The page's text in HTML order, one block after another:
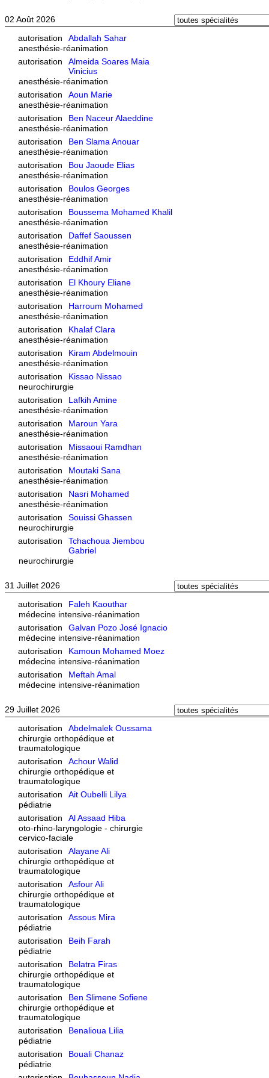
02 Août 2026
autorisation
Abdallah Sahar
anesthésie-réanimation
autorisation
Almeida Soares Maia
Vinicius
anesthésie-réanimation
autorisation
Aoun Marie
anesthésie-réanimation
autorisation
Ben Naceur Alaeddine
anesthésie-réanimation
autorisation
Ben Slama Anouar
anesthésie-réanimation
autorisation
Bou Jaoude Elias
anesthésie-réanimation
autorisation
Boulos Georges
anesthésie-réanimation
autorisation
Boussema Mohamed Khalil
anesthésie-réanimation
autorisation
Daffef Saoussen
anesthésie-réanimation
autorisation
Eddhif Amir
anesthésie-réanimation
autorisation
El Khoury Eliane
anesthésie-réanimation
autorisation
Harroum Mohamed
anesthésie-réanimation
autorisation
Khalaf Clara
anesthésie-réanimation
autorisation
Kiram Abdelmouin
anesthésie-réanimation
autorisation
Kissao Nissao
neurochirurgie
autorisation
Lafkih Amine
anesthésie-réanimation
autorisation
Maroun Yara
anesthésie-réanimation
autorisation
Missaoui Ramdhan
anesthésie-réanimation
autorisation
Moutaki Sana
anesthésie-réanimation
autorisation
Nasri Mohamed
anesthésie-réanimation
autorisation
Souissi Ghassen
neurochirurgie
autorisation
Tchachoua Jiembou
Gabriel
neurochirurgie
31 Juillet 2026
autorisation
Faleh Kaouthar
médecine intensive-réanimation
autorisation
Galvan Pozo José Ignacio
médecine intensive-réanimation
autorisation
Kamoun Mohamed Moez
médecine intensive-réanimation
autorisation
Meftah Amal
médecine intensive-réanimation
29 Juillet 2026
autorisation
Abdelmalek Oussama
chirurgie orthopédique et
traumatologique
autorisation
Achour Walid
chirurgie orthopédique et
traumatologique
autorisation
Ait Oubelli Lilya
pédiatrie
autorisation
Al Assaad Hiba
oto-rhino-laryngologie - chirurgie
cervico-faciale
autorisation
Alayane Ali
chirurgie orthopédique et
traumatologique
autorisation
Asfour Ali
chirurgie orthopédique et
traumatologique
autorisation
Assous Mira
pédiatrie
autorisation
Beih Farah
pédiatrie
autorisation
Belatra Firas
chirurgie orthopédique et
traumatologique
autorisation
Ben Slimene Sofiene
chirurgie orthopédique et
traumatologique
autorisation
Benalioua Lilia
pédiatrie
autorisation
Bouali Chanaz
pédiatrie